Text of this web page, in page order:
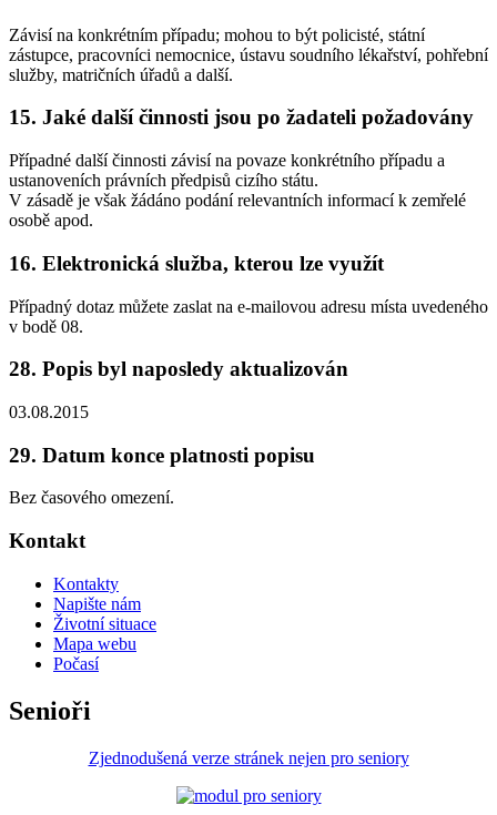
Závisí na konkrétním případu; mohou to být policisté, státní
zástupce, pracovníci nemocnice, ústavu soudního lékařství, pohřební
služby, matričních úřadů a další.
15. Jaké další činnosti jsou po žadateli požadovány
Případné další činnosti závisí na povaze konkrétního případu a
ustanoveních právních předpisů cizího státu.
V zásadě je však žádáno podání relevantních informací k zemřelé
osobě apod.
16. Elektronická služba, kterou lze využít
Případný dotaz můžete zaslat na e-mailovou adresu místa uvedeného
v bodě 08.
28. Popis byl naposledy aktualizován
03.08.2015
29. Datum konce platnosti popisu
Bez časového omezení.
Kontakt
Kontakty
Napište nám
Životní situace
Mapa webu
Počasí
Senioři
Zjednodušená verze stránek nejen pro seniory